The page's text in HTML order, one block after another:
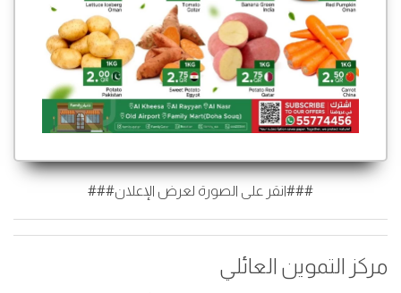
###انقر على الصورة لعرض الإعلان###
مركز التموين العائلي